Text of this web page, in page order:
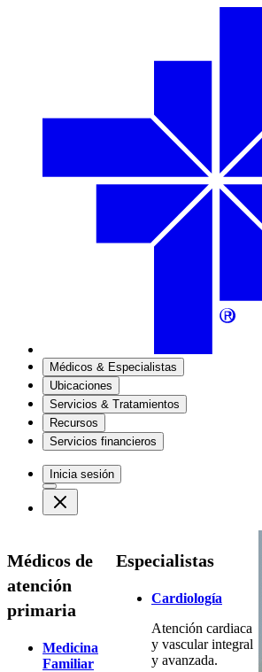
Médicos & Especialistas
Ubicaciones
Servicios & Tratamientos
Recursos
Servicios financieros
Inicia sesión
Médicos de
atención
primaria
Medicina
Familiar
Especialistas
Cardiología
Atención cardiaca
y vascular integral
y avanzada.